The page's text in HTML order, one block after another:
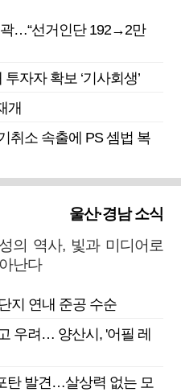
…“선거인단 192→2만
자자 확보 ‘기사회생’
개
취소 속출에 PS 셈법 복
울산·경남 소식
의 역사, 빛과 미디어로
난다
지 연내 준공 수순
우려… 양산시, '어필 레
탄 발견…살상력 없는 모